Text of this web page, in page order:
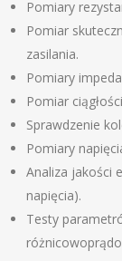
Pomiary
Pomiar
zasilania.
Pomiary
Pomiar
Sprawdzenie
Pomiary
Analiza jakości
napięcia).
Testy